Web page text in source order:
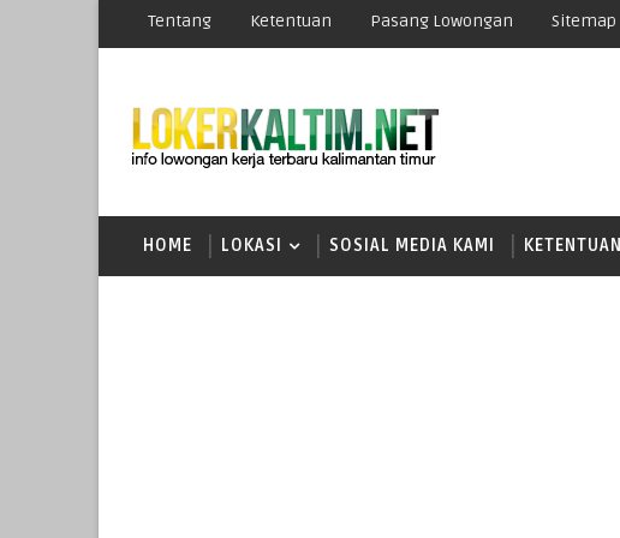
Tentang Ketentuan Pasang Lowongan Sitemap
HOME LOKASI SOSIAL MEDIA KAMI KETENTUAN